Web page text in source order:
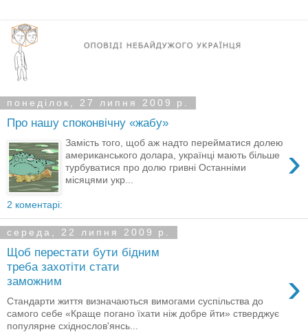
понеділок, 27 липня 2009 р.
Про нашу споконвічну «жабу»
›
Замість того, щоб аж надто перейматися долею
американського долара, українці мають більше
турбуватися про долю гривні Останніми
місяцями укр...
2 коментарі:
середа, 22 липня 2009 р.
Щоб перестати бути бідним
треба захотіти стати
заможним
›
Стандарти життя визначаються вимогами суспільства до
самого себе «Краще погано їхати ніж добре йти» стверджує
популярне східнослов'янсь...